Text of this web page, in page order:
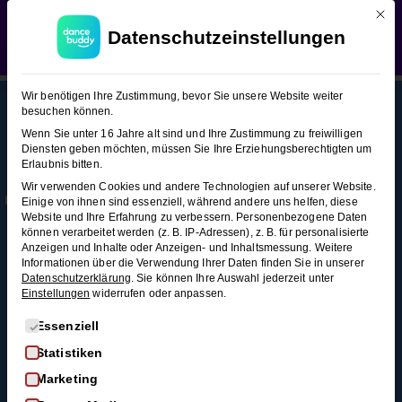
WEDDING SEASON SALE:
Hochzeitstanzkurse!Verwerfen
West Coast Swing (Figuren-
Snacks 2)
West
Coast
Swing
(Figuren-
Snacks
2)
10
Whip
mit
Outside
2
Minuten
This content is protected, pleaseloginand
iches
AGB
Datenschutz
Widerrufsrecht
Impressum
Infos
Membership
Kontakt
FAQ
Alle Blogartikel
Schwungvoll
durchstarten: Swing
tanzen für
Anfänger*innen
Mit
Datenschutzeinstellungen
Wir benötigen Ihre Zustimmung, bevor Sie unsere Website weiter
besuchen können.
Wenn Sie unter 16 Jahre alt sind und Ihre Zustimmung zu freiwilligen
Diensten geben möchten, müssen Sie Ihre Erziehungsberechtigten um
Erlaubnis bitten.
Wir verwenden Cookies und andere Technologien auf unserer Website.
Einige von ihnen sind essenziell, während andere uns helfen, diese
Website und Ihre Erfahrung zu verbessern. Personenbezogene Daten
können verarbeitet werden (z. B. IP-Adressen), z. B. für personalisierte
Anzeigen und Inhalte oder Anzeigen- und Inhaltsmessung. Weitere
Informationen über die Verwendung Ihrer Daten finden Sie in unserer
Datenschutzerklärung. Sie können Ihre Auswahl jederzeit unter
Einstellungen widerrufen oder anpassen.
Es folgt eine Liste der Service-Gruppen, für die eine
Essenziell
Statistiken
Marketing